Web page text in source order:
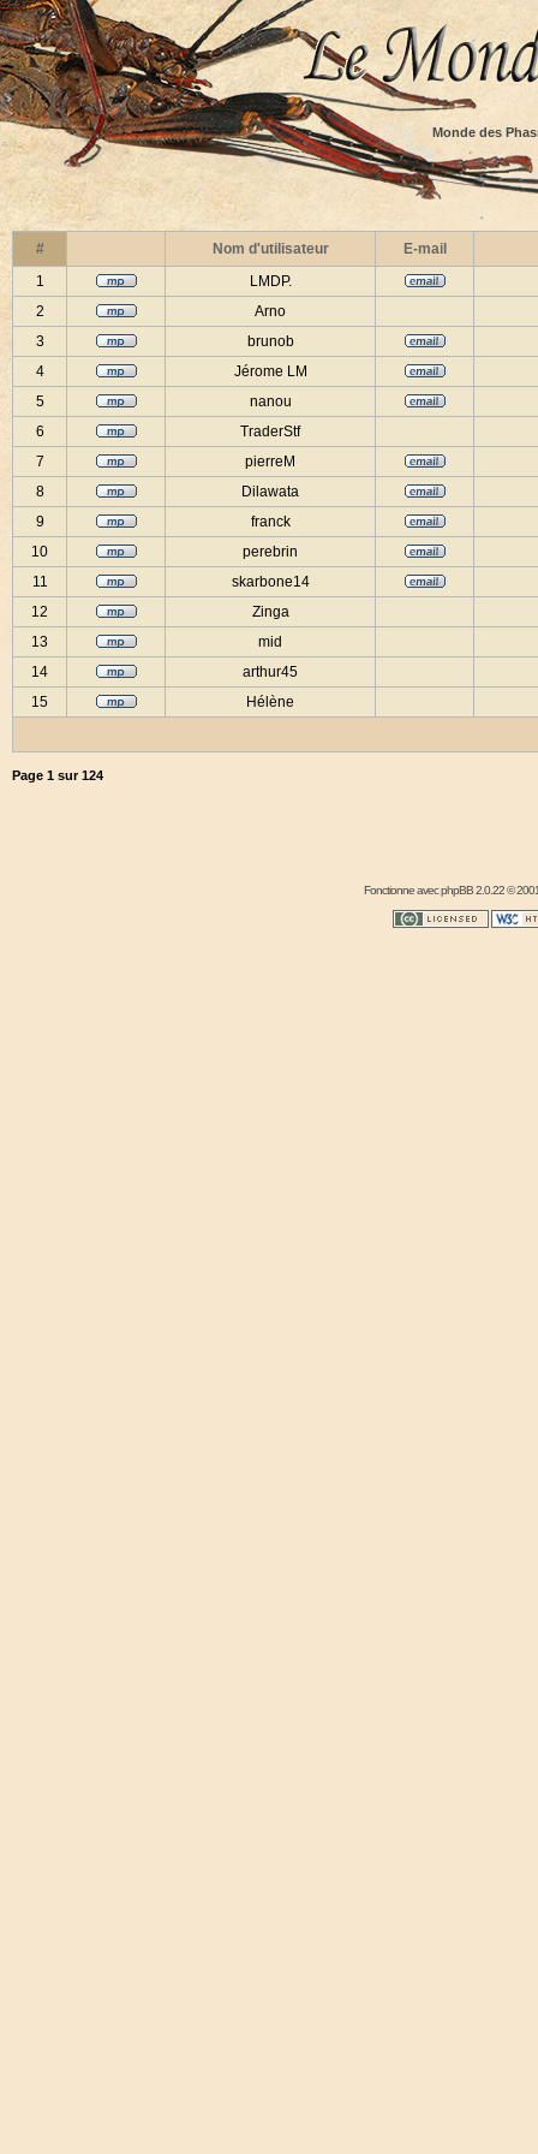
Monde des
# Nom d'utilisateur
E-mail
1
LMDP.
2
Arno
3
brunob
4
Jérome LM
5
nanou
6
TraderStf
7
pierreM
8
Dilawata
9
franck
10
perebrin
11
skarbone14
12
Zinga
13
mid
14
arthur45
15
Hélène
Page 1 sur124
Fonctionne avecphpBB2.0.22 ©